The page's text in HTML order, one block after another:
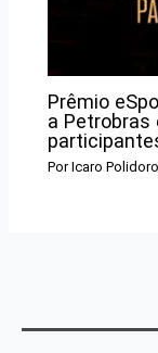
Prêmio
a Petrobras
PorIcaro